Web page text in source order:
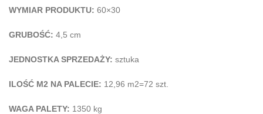
WYMIAR PRODUKTU: 60×30
GRUBOŚĆ: 4,5 cm
JEDNOSTKA SPRZEDAŻY: sztuka
ILOŚĆ M2 NA PALECIE: 12,96 m2=72 szt.
WAGA PALETY: 1350 kg